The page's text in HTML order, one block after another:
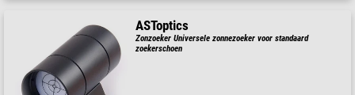
ASToptics
Zonzoeker Universele zonnezoeker voor standaard
zoekerschoen